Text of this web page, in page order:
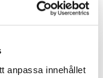
anpassa innehållet